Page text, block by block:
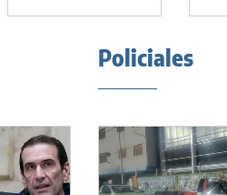
Policiales